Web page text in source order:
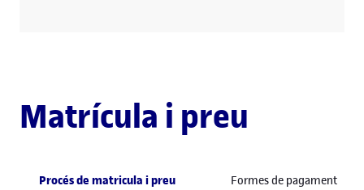
Matrícula i preu
Procés de matricula i preu Formes de pagament